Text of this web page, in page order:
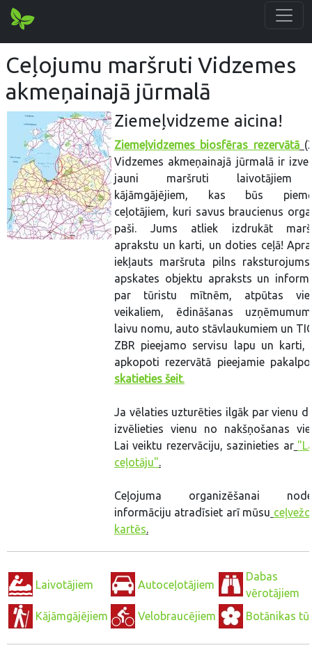
Ceļojumu maršruti Vidzemes
akmeņainajā jūrmalā
Ziemeļvidzeme aicina!
Ziemeļvidzemes biosfēras rezervātā
Vidzemes akmeņainajā jūrmalā ir
jauni maršruti laivotājiem
kājāmgājējiem, kas būs
ceļotājiem, kuri savus braucienus
paši. Jums atliek izdrukāt
aprakstu un karti, un doties ceļā!
iekļauts maršruta pilns
apskates objektu apraksts un
par tūristu mītnēm, atpūtas
veikaliem, ēdināšanas
laivu nomu, auto stāvlaukumiem un
ZBR pieejamo servisu lapu un karti,
apkopoti rezervātā pieejamie
skatieties šeit.
Ja vēlaties uzturēties ilgāk par vienu
izvēlieties vienu no nakšņošanas
Lai veiktu rezervāciju, sazinieties ar
ceļotāju".
Ceļojuma organizēšanai
informāciju atradīsiet arī mūsu
kartēs.
Laivotājiem Autoceļotājiem
Dabas
vērotājiem
Kājāmgājējiem
Velobraucējiem Botānikas